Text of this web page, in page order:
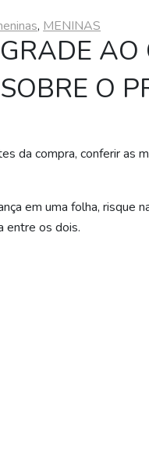
, MENINAS
AO
O
da compra, conferir as
em uma folha, risque
entre os dois.